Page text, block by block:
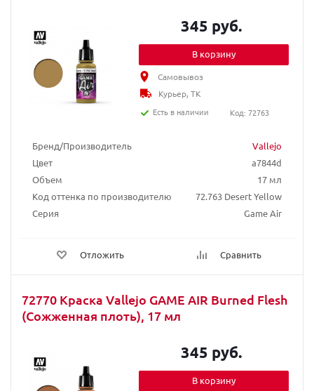
Бренд/Производитель
Vallejo
Цвет
a7844d
Объем
17 мл
Код оттенка по производителю
72.763 Desert Yellow
Серия
Game Air
Отложить Сравнить
345 руб.
В корзину
Самовывоз
Курьер, ТК
Есть в наличии
Код: 72763
72770 Краска Vallejo GAME AIR Burned Flesh
(Сожженная плоть), 17 мл
345 руб.
В корзину